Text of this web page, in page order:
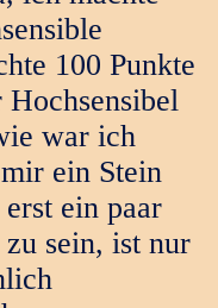
100 Punkte
war ich
ein Stein
ein paar
sein, ist nur